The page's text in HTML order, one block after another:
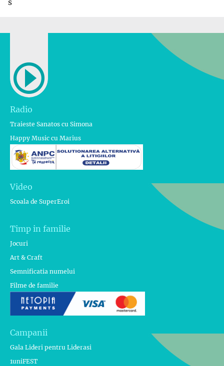
s
Radio
Traieste Sanatos cu Simona
Happy Music cu Marius
Video
Scoala de SuperEroi
Timp in familie
Jocuri
Art & Craft
Semnificatia numelui
Filme de familie
Campanii
Gala Lideri pentru Liderasi
1uniFEST